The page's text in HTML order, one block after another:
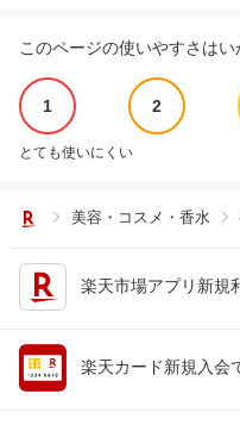
このページの使いやすさはい
1 2
とても使いにくい
美容・コスメ・香水
楽天市場アプリ新規
楽天カード新規入会